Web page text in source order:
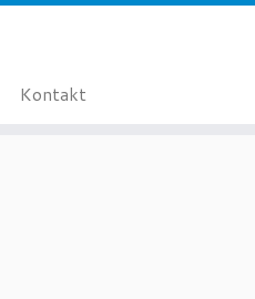
Kontakt